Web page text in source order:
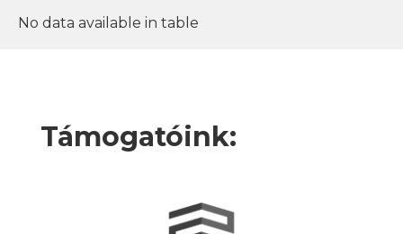
No data available in table
Támogatóink: